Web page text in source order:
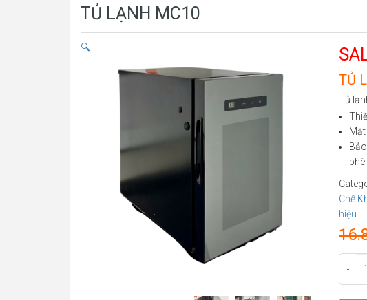
TỦ LẠNH MC10
🔍
TỦ
Tủ
Chế
hiệu
-